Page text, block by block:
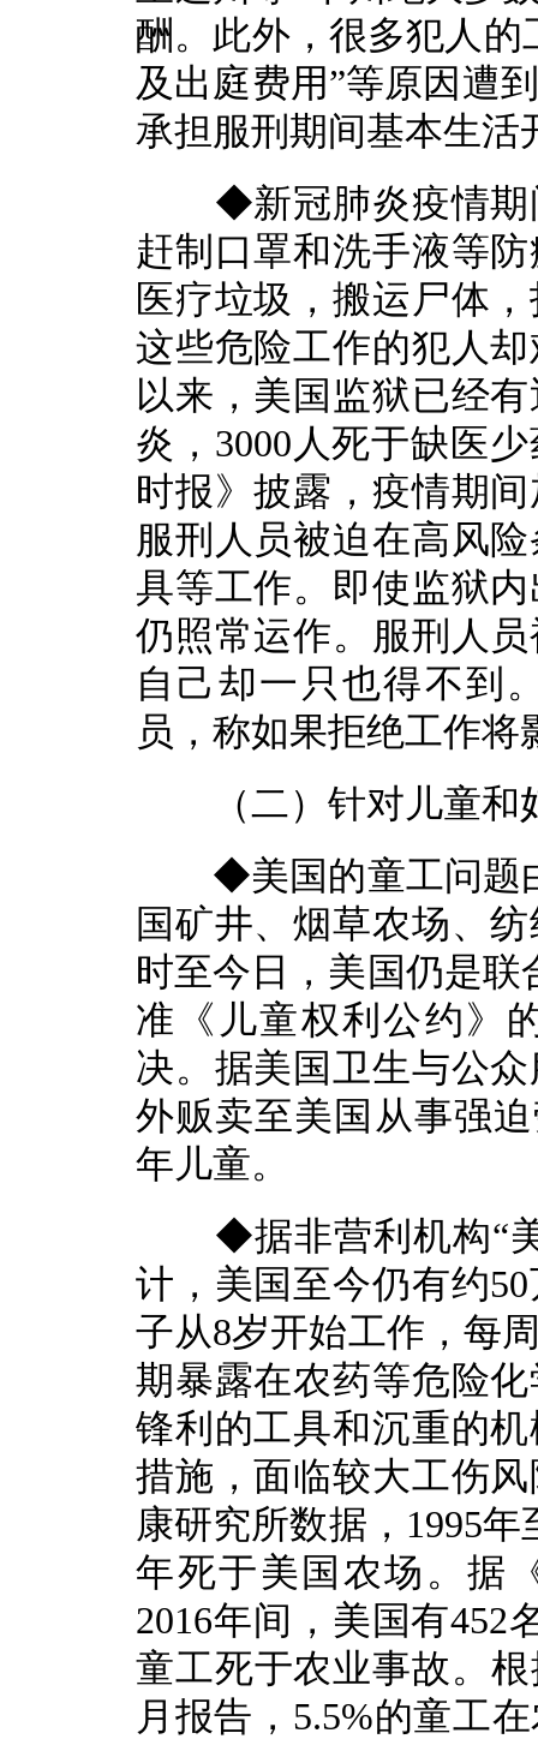
酬。此外，很多犯人的
及出庭费用”等原因遭
承担服刑期间基本生活
◆新冠肺炎疫情期
赶制口罩和洗手液等
医疗垃圾，搬运尸体
这些危险工作的犯人
以来，美国监狱已经
炎，3000人死于缺医
时报》披露，疫情期
服刑人员被迫在高风
具等工作。即使监狱
仍照常运作。服刑人
自己却一只也得不到
员，称如果拒绝工作将
（二）针对儿童和
◆美国的童工问题由
国矿井、烟草农场、
时至今日，美国仍是联
准《儿童权利公约》
决。据美国卫生与公
外贩卖至美国从事强
年儿童。
◆据非营利机构“美
计，美国至今仍有约
子从8岁开始工作，每
期暴露在农药等危险
锋利的工具和沉重的
措施，面临较大工伤
康研究所数据，1995
年死于美国农场。据
2016年间，美国有452
童工死于农业事故。
月报告，5.5%的童工